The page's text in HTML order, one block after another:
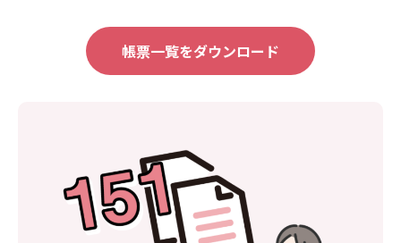
帳票一覧をダウンロード